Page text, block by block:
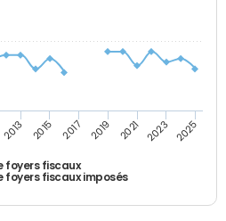
foyers fiscaux
foyers fiscaux imposés
2013 2015 2017 2019 2021 2023 2025